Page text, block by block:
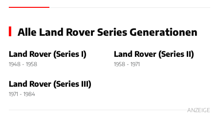
Alle Land Rover Series Generationen
Land Rover (Series I)
1948 - 1958
Land Rover (Series II)
1958 - 1971
Land Rover (Series III)
1971 - 1984
ANZEIGE